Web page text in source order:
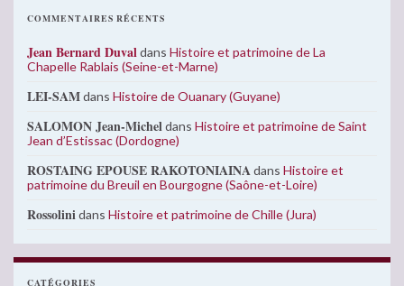
COMMENTAIRES RÉCENTS
Jean Bernard Duvaldans Histoire et patrimoine de La
Chapelle Rablais (Seine-et-Marne)
LEI-SAMdans Histoire de Ouanary (Guyane)
SALOMON Jean-Micheldans Histoire et patrimoine de Saint
Jean d’Estissac (Dordogne)
ROSTAING EPOUSE RAKOTONIAINAdans Histoire et
patrimoine du Breuil en Bourgogne (Saône-et-Loire)
Rossolinidans Histoire et patrimoine de Chille (Jura)
CATÉGORIES